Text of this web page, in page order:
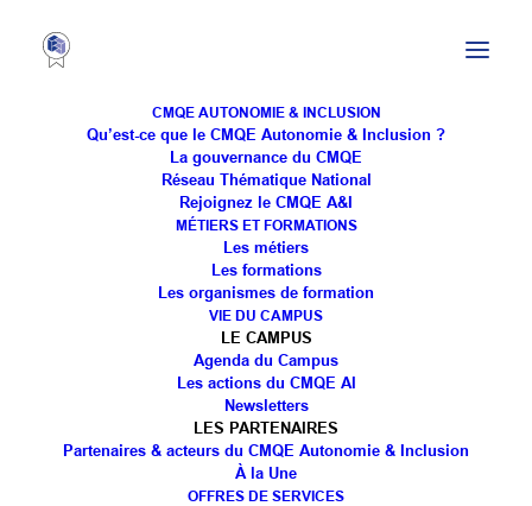
CMQE AUTONOMIE & INCLUSION
Qu’est-ce que le CMQE Autonomie & Inclusion ?
La gouvernance du CMQE
Réseau Thématique National
Rejoignez le CMQE A&I
MÉTIERS ET FORMATIONS
Les métiers
Les formations
Les organismes de formation
VIE DU CAMPUS
LE CAMPUS
Agenda du Campus
Les actions du CMQE AI
Newsletters
LES PARTENAIRES
Partenaires & acteurs du CMQE Autonomie & Inclusion
À la Une
OFFRES DE SERVICES
Participation à la 5eme
rencontre des aidants
organisée par Ville et
Services